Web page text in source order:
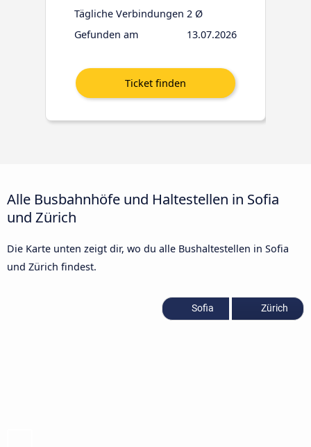
Tägliche Verbindungen 2 Ø
Gefunden am
13.07.2026
Alle Busbahnhöfe und Haltestellen in Sofia
und Zürich
Die Karte unten zeigt dir, wo du alle Bushaltestellen in Sofia
und Zürich findest.
Sofia Zürich